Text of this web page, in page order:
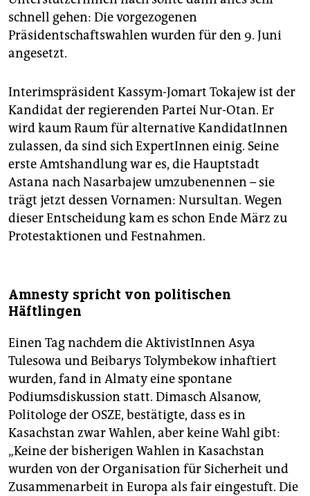
schnell gehen: Die vorgezogenen
Präsidentschaftswahlen wurden für den 9. Juni
angesetzt.
Interimspräsident Kassym-Jomart Tokajew ist der
Kandidat der regierenden Partei Nur-Otan. Er
wird kaum Raum für alternative KandidatInnen
zulassen, da sind sich ExpertInnen einig. Seine
erste Amtshandlung war es, die Hauptstadt
Astana nach Nasarbajew umzubenennen – sie
trägt jetzt dessen Vornamen: Nursultan. Wegen
dieser Entscheidung kam es schon Ende März zu
Protestaktionen und Festnahmen.
Amnesty spricht von politischen
Häftlingen
Einen Tag nachdem die AktivistInnen Asya
Tulesowa und Beibarys Tolymbekow inhaftiert
wurden, fand in Almaty eine spontane
Podiumsdiskussion statt. Dimasch Alsanow,
Politologe der OSZE, bestätigte, dass es in
Kasachstan zwar Wahlen, aber keine Wahl gibt:
„Keine der bisherigen Wahlen in Kasachstan
wurden von der Organisation für Sicherheit und
Zusammenarbeit in Europa als fair eingestuft. Die